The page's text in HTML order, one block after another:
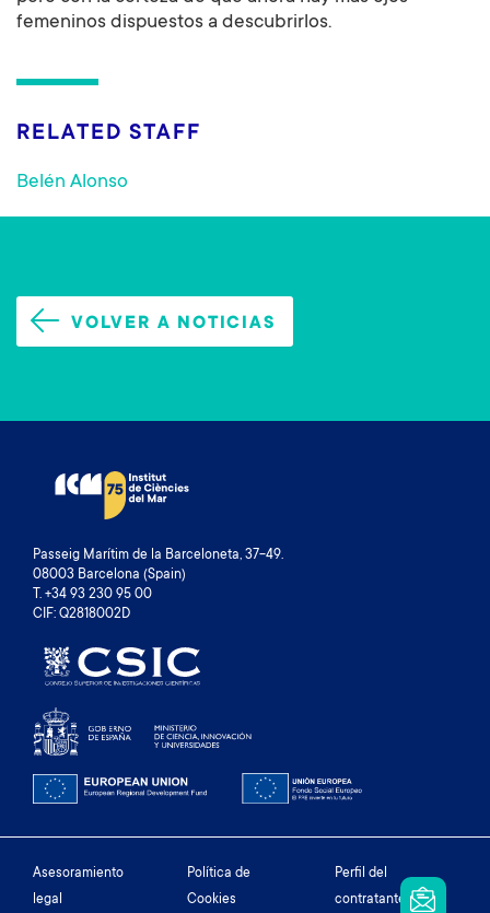
femeninos dispuestos a descubrirlos.
RELATED STAFF
Belén Alonso
VOLVER A NOTICIAS
Passeig Marítim de la Barceloneta, 37-49.
08003 Barcelona (Spain)
T. +34 93 230 95 00
CIF: Q2818002D
Footer
Asesoramiento
legal
Política de
Cookies
Perfil del
contratante